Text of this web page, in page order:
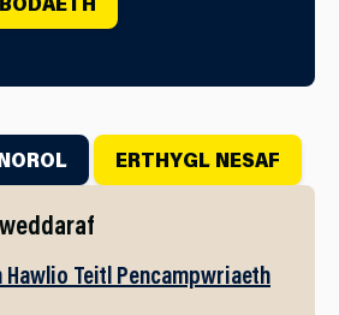
ERTHYGL NESAF
Teitl Pencampwriaeth